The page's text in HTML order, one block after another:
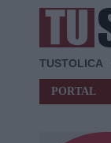
TUSTOLICA
PORTAL